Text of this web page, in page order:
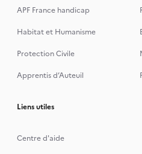
APF France handicap
Habitat et Humanisme
Protection Civile
Apprentis d’Auteuil
Liens utiles
Centre d'aide